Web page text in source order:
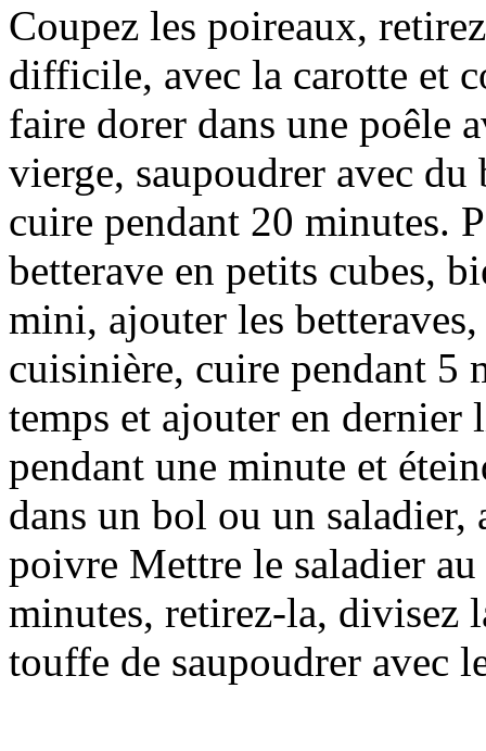
Coupez les poireaux,
difficile, avec la carotte et
faire dorer dans une poêle
vierge, saupoudrer avec
cuire pendant 20 minutes.
betterave en petits cubes,
mini, ajouter les
cuisinière, cuire pendant 5
temps et ajouter en dernier
pendant une minute et
dans un bol ou un
poivre Mettre le saladier
minutes, retirez-la, divisez
touffe de saupoudrer avec